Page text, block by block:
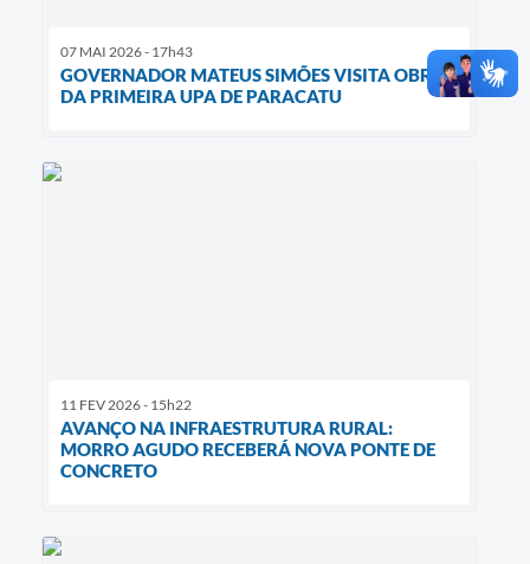
07 MAI 2026 - 17h43
GOVERNADOR MATEUS SIMÕES VISITA OBRAS
DA PRIMEIRA UPA DE PARACATU
11 FEV 2026 - 15h22
AVANÇO NA INFRAESTRUTURA RURAL:
MORRO AGUDO RECEBERÁ NOVA PONTE DE
CONCRETO